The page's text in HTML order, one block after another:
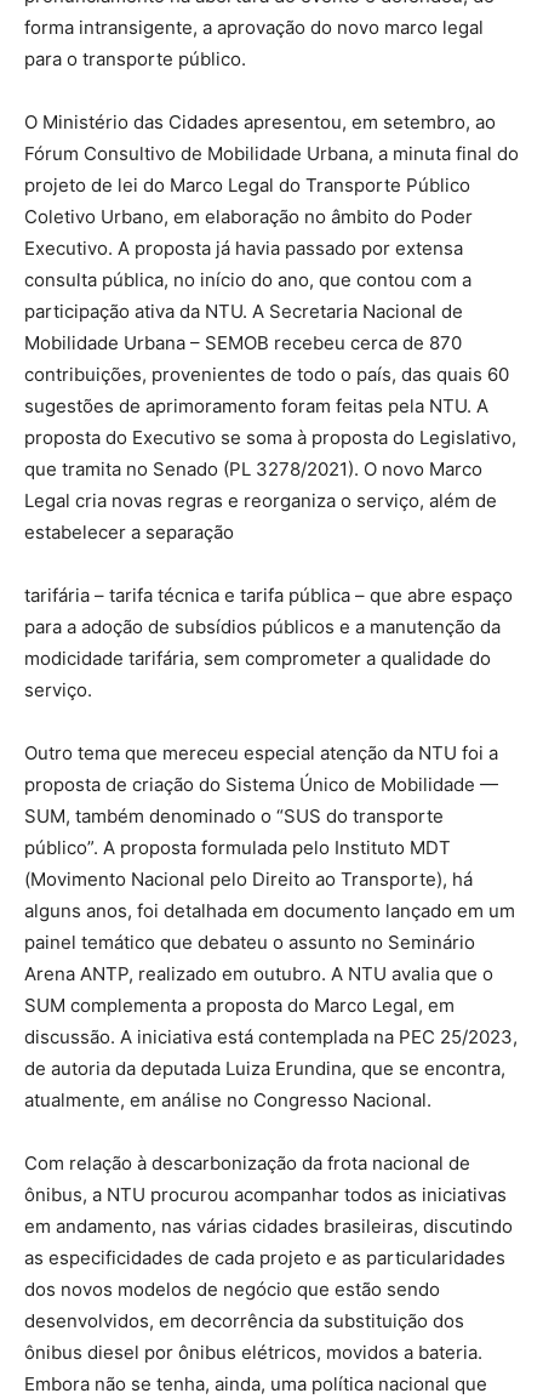
forma intransigente, a aprovação do novo marco legal
para o transporte público.
O Ministério das Cidades apresentou, em setembro, ao
Fórum Consultivo de Mobilidade Urbana, a minuta final do
projeto de lei do Marco Legal do Transporte Público
Coletivo Urbano, em elaboração no âmbito do Poder
Executivo. A proposta já havia passado por extensa
consulta pública, no início do ano, que contou com a
participação ativa da NTU. A Secretaria Nacional de
Mobilidade Urbana – SEMOB recebeu cerca de 870
contribuições, provenientes de todo o país, das quais 60
sugestões de aprimoramento foram feitas pela NTU. A
proposta do Executivo se soma à proposta do Legislativo,
que tramita no Senado (PL 3278/2021). O novo Marco
Legal cria novas regras e reorganiza o serviço, além de
estabelecer a separação
tarifária – tarifa técnica e tarifa pública – que abre espaço
para a adoção de subsídios públicos e a manutenção da
modicidade tarifária, sem comprometer a qualidade do
serviço.
Outro tema que mereceu especial atenção da NTU foi a
proposta de criação do Sistema Único de Mobilidade —
SUM, também denominado o “SUS do transporte
público”. A proposta formulada pelo Instituto MDT
(Movimento Nacional pelo Direito ao Transporte), há
alguns anos, foi detalhada em documento lançado em um
painel temático que debateu o assunto no Seminário
Arena ANTP, realizado em outubro. A NTU avalia que o
SUM complementa a proposta do Marco Legal, em
discussão. A iniciativa está contemplada na PEC 25/2023,
de autoria da deputada Luiza Erundina, que se encontra,
atualmente, em análise no Congresso Nacional.
Com relação à descarbonização da frota nacional de
ônibus, a NTU procurou acompanhar todos as iniciativas
em andamento, nas várias cidades brasileiras, discutindo
as especificidades de cada projeto e as particularidades
dos novos modelos de negócio que estão sendo
desenvolvidos, em decorrência da substituição dos
ônibus diesel por ônibus elétricos, movidos a bateria.
Embora não se tenha, ainda, uma política nacional que